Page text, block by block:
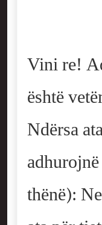
Vini re!
është
Ndërsa
thënë):